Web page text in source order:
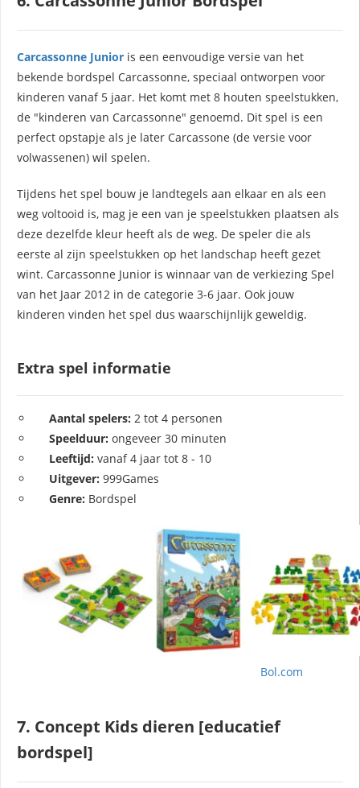
Carcassonne Junior is een eenvoudige versie van het
bekende bordspel Carcassonne, speciaal ontworpen voor
kinderen vanaf 5 jaar. Het komt met 8 houten speelstukken,
de "kinderen van Carcassonne" genoemd. Dit spel is een
perfect opstapje als je later Carcassone (de versie voor
volwassenen) wil spelen.
Tijdens het spel bouw je landtegels aan elkaar en als een
weg voltooid is, mag je een van je speelstukken plaatsen als
deze dezelfde kleur heeft als de weg. De speler die als
eerste al zijn speelstukken op het landschap heeft gezet
wint. Carcassonne Junior is winnaar van de verkiezing Spel
van het Jaar 2012 in de categorie 3-6 jaar. Ook jouw
kinderen vinden het spel dus waarschijnlijk geweldig.
Extra spel informatie
Aantal spelers:2 tot 4 personen
Speelduur: ongeveer 30 minuten
Leeftijd: vanaf 4 jaar tot 8 - 10
Uitgever:999Games
Genre: Bordspel
Bol.com
7. Concept Kids dieren [educatief
bordspel]